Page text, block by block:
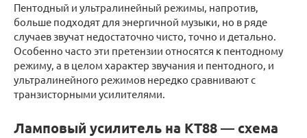
Пентодный и ультралинейный режимы, напротив,
больше подходят для энергичной музыки, но в ряде
случаев звучат недостаточно чисто, точно и детально.
Особенно часто эти претензии относятся к пентодному
режиму, а в целом характер звучания и пентодного, и
ультралинейного режимов нередко сравнивают с
транзисторными усилителями.
Ламповый усилитель на КТ88 — схема